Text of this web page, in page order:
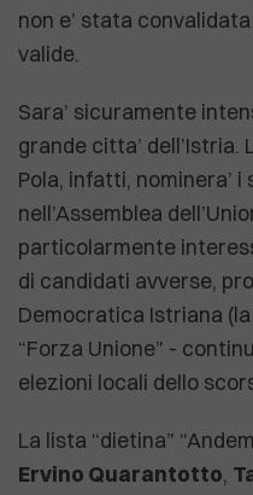
non e’ stata
valide.
Sara’ sicuramente
grande citta’ dell’Istria.
Pola, infatti, nominera’
nell’Assemblea
particolarmente
di candidati avverse,
Democratica Istriana (la
“Forza Unione” -
elezioni locali dello
La lista “dietina”
Ervino Quarantotto,